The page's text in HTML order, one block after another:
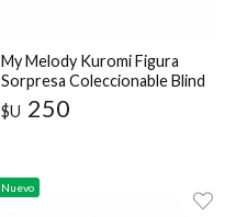
My Melody Kuromi Figura
Sorpresa Coleccionable Blind
Capsule Sanrio
$U 250
Nuevo